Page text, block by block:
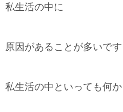
私生活の中に
原因があることが多いです
私生活の中といっても何